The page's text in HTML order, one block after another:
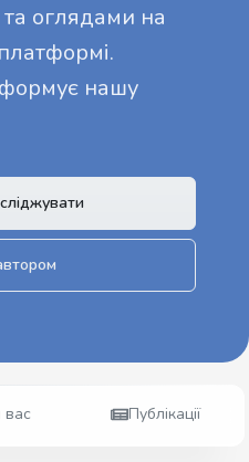
оглядами на
нашу
вас Публікації